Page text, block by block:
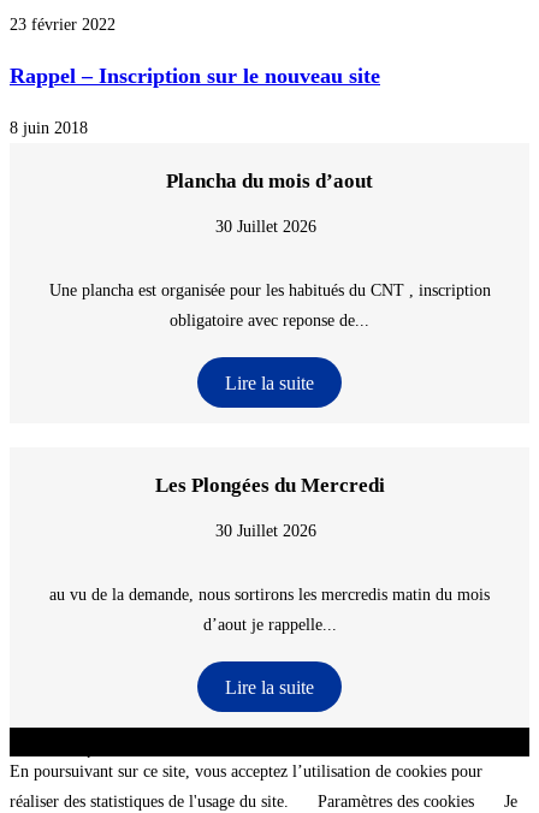
23 février 2022
Rappel – Inscription sur le nouveau site
8 juin 2018
Plancha du mois d’aout
30 Juillet 2026
Une plancha est organisée pour les habitués du CNT , inscription
obligatoire avec reponse de...
Lire la suite
Les Plongées du Mercredi
30 Juillet 2026
au vu de la demande, nous sortirons les mercredis matin du mois
d’aout je rappelle...
Lire la suite
En poursuivant sur ce site, vous acceptez l’utilisation de cookies pour
réaliser des statistiques de l'usage du site.
Paramètres des cookies
Je